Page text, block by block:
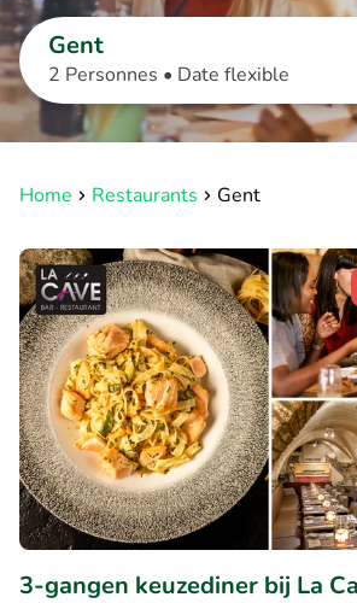
Gent
2 Personnes • Date flexible
Home Restaurants Gent
3-gangen keuzediner bij La